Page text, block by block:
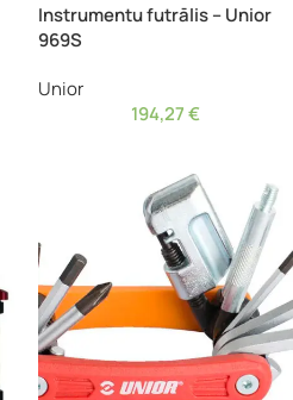
Instrumentu futrālis – Unior
969S
Unior
194,27€